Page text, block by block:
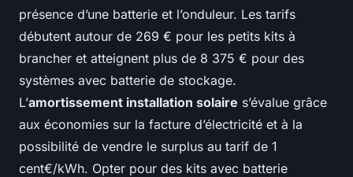
présence d’une batterie et l’onduleur. Les tarifs
débutent autour de 269 € pour les petits kits à
brancher et atteignent plus de 8 375 € pour des
systèmes avec batterie de stockage.
L’amortissement installation solaire s’évalue grâce
aux économies sur la facture d’électricité et à la
possibilité de vendre le surplus au tarif de 1
cent€/kWh. Opter pour des kits avec batterie